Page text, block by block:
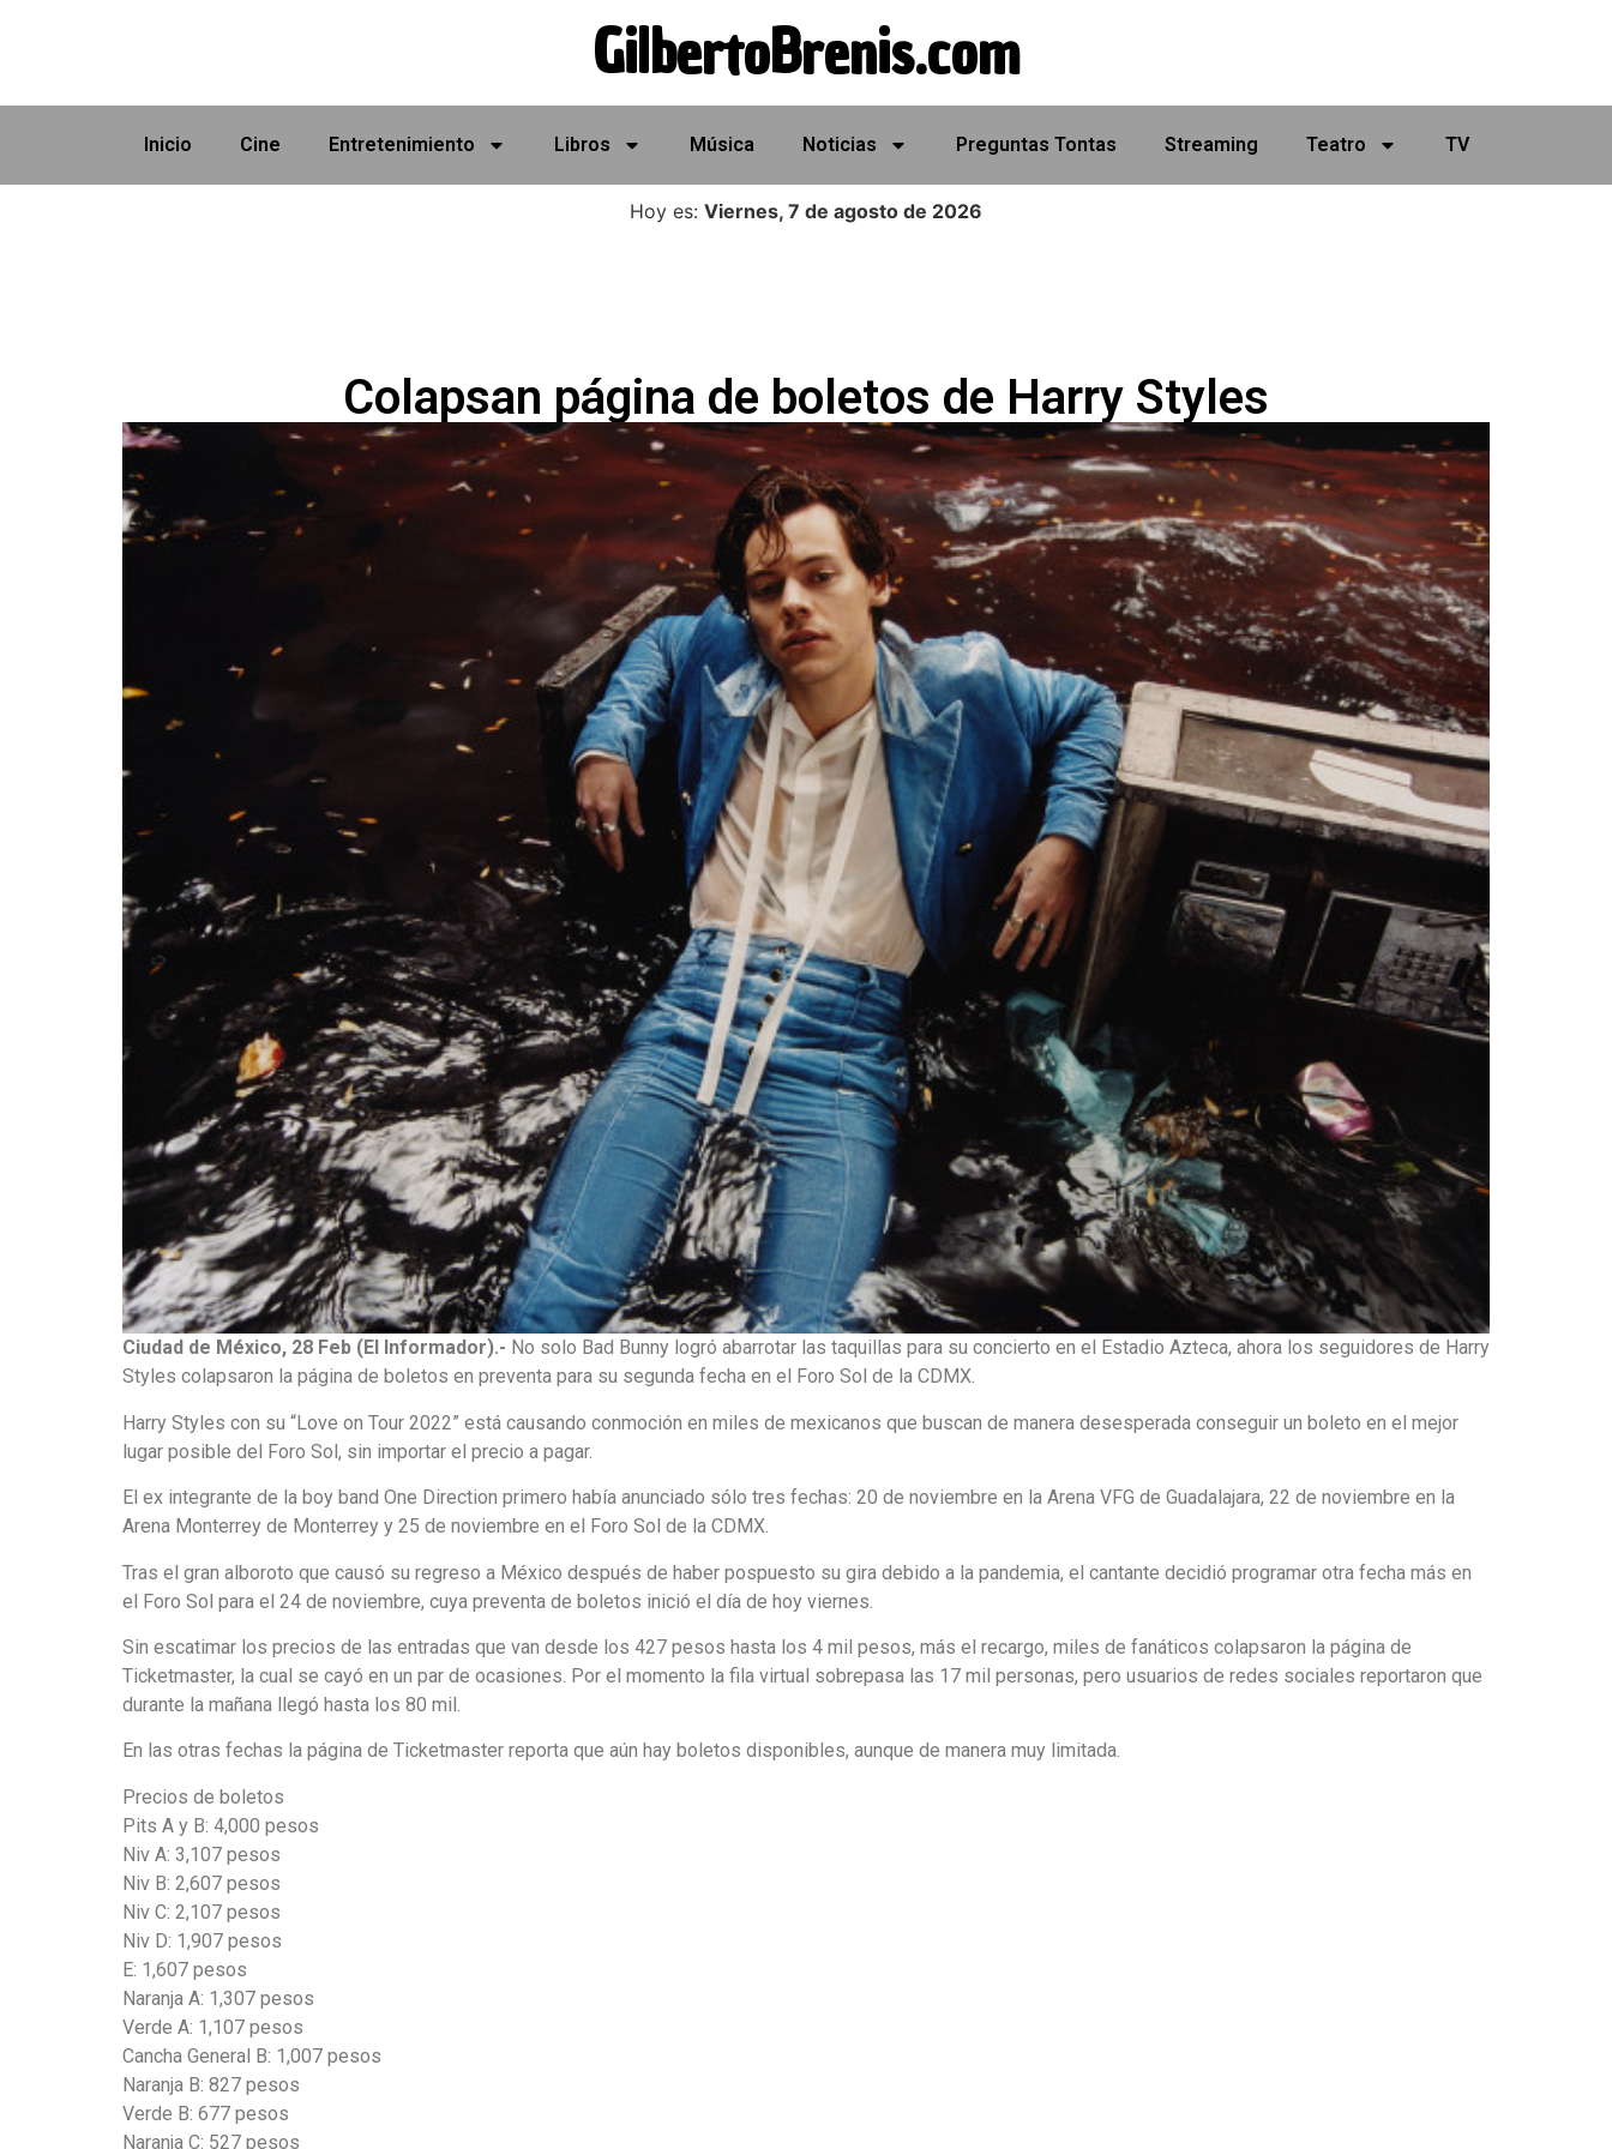
GilbertoBrenis.com
Inicio Cine Entretenimiento Libros Música Noticias Preguntas Tontas Streaming Teatro TV
Hoy es: Viernes, 7 de agosto de 2026
Colapsan página de boletos de Harry Styles
Ciudad de México, 28 Feb (El Informador).- No solo Bad Bunny logró abarrotar las taquillas para su concierto en el Estadio Azteca, ahora los seguidores de Harry
Styles colapsaron la página de boletos en preventa para su segunda fecha en el Foro Sol de la CDMX.
Harry Styles con su “Love on Tour 2022” está causando conmoción en miles de mexicanos que buscan de manera desesperada conseguir un boleto en el mejor
lugar posible del Foro Sol, sin importar el precio a pagar.
El ex integrante de la boy band One Direction primero había anunciado sólo tres fechas: 20 de noviembre en la Arena VFG de Guadalajara, 22 de noviembre en la
Arena Monterrey de Monterrey y 25 de noviembre en el Foro Sol de la CDMX.
Tras el gran alboroto que causó su regreso a México después de haber pospuesto su gira debido a la pandemia, el cantante decidió programar otra fecha más en
el Foro Sol para el 24 de noviembre, cuya preventa de boletos inició el día de hoy viernes.
Sin escatimar los precios de las entradas que van desde los 427 pesos hasta los 4 mil pesos, más el recargo, miles de fanáticos colapsaron la página de
Ticketmaster, la cual se cayó en un par de ocasiones. Por el momento la fila virtual sobrepasa las 17 mil personas, pero usuarios de redes sociales reportaron que
durante la mañana llegó hasta los 80 mil.
En las otras fechas la página de Ticketmaster reporta que aún hay boletos disponibles, aunque de manera muy limitada.
Precios de boletos
Pits A y B: 4,000 pesos
Niv A: 3,107 pesos
Niv B: 2,607 pesos
Niv C: 2,107 pesos
Niv D: 1,907 pesos
E: 1,607 pesos
Naranja A: 1,307 pesos
Verde A: 1,107 pesos
Cancha General B: 1,007 pesos
Naranja B: 827 pesos
Verde B: 677 pesos
Naranja C: 527 pesos